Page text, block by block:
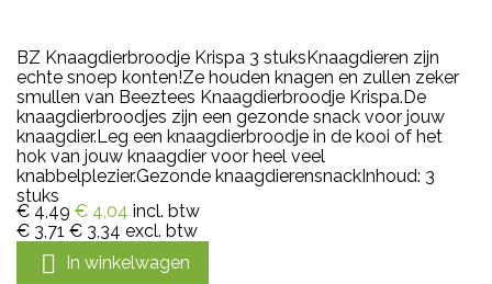
BZ Knaagdierbroodje Krispa 3 stuksKnaagdieren zijn
echte snoep konten!Ze houden knagen en zullen zeker
smullen van Beeztees Knaagdierbroodje Krispa.De
knaagdierbroodjes zijn een gezonde snack voor jouw
knaagdier.Leg een knaagdierbroodje in de kooi of het
hok van jouw knaagdier voor heel veel
knabbelplezier.Gezonde knaagdierensnackInhoud: 3
stuks
€ 4,49 € 4,04 incl. btw
€ 3,71 € 3,34 excl. btw
 In winkelwagen